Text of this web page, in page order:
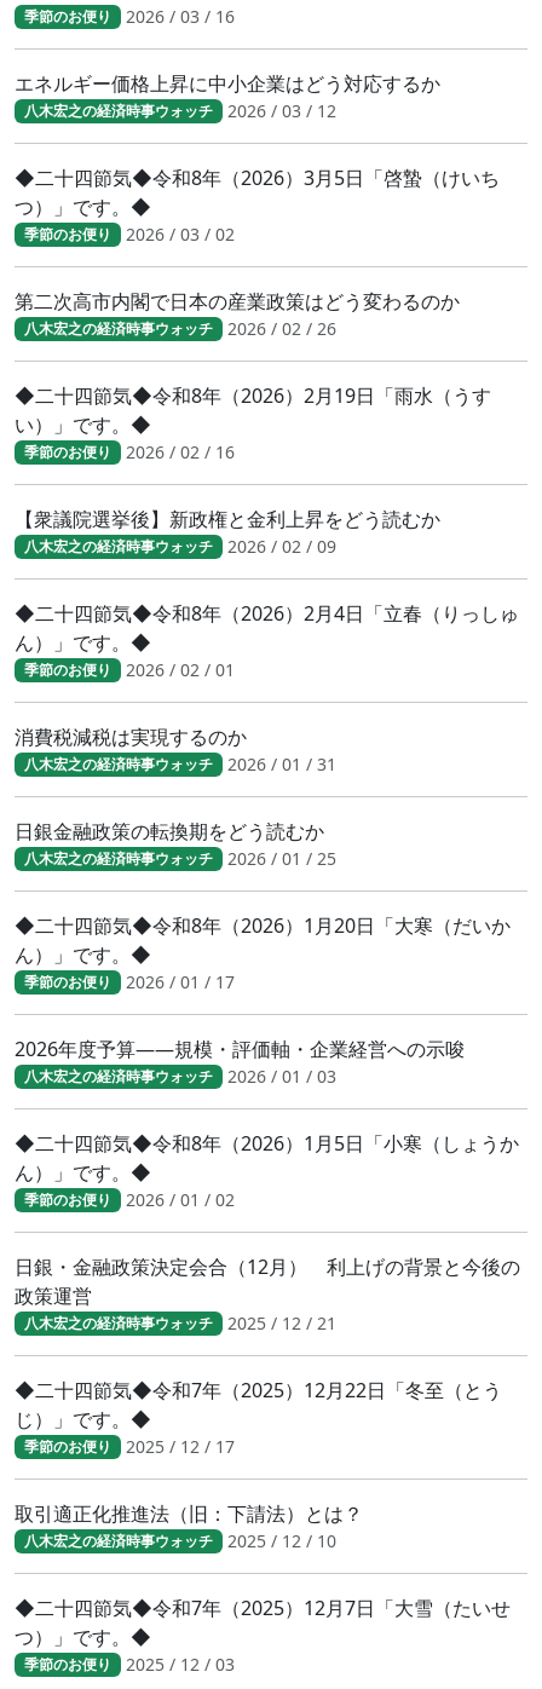
季節のお便り 2026 / 03 / 16
エネルギー価格上昇に中小企業はどう対応するか
八木宏之の経済時事ウォッチ 2026 / 03 / 12
◆二十四節気◆令和8年（2026）3月5日「啓蟄（けいち
つ）」です。◆
季節のお便り 2026 / 03 / 02
第二次高市内閣で日本の産業政策はどう変わるのか
八木宏之の経済時事ウォッチ 2026 / 02 / 26
◆二十四節気◆令和8年（2026）2月19日「雨水（うす
い）」です。◆
季節のお便り 2026 / 02 / 16
【衆議院選挙後】新政権と金利上昇をどう読むか
八木宏之の経済時事ウォッチ 2026 / 02 / 09
◆二十四節気◆令和8年（2026）2月4日「立春（りっしゅ
ん）」です。◆
季節のお便り 2026 / 02 / 01
消費税減税は実現するのか
八木宏之の経済時事ウォッチ 2026 / 01 / 31
日銀金融政策の転換期をどう読むか
八木宏之の経済時事ウォッチ 2026 / 01 / 25
◆二十四節気◆令和8年（2026）1月20日「大寒（だいか
ん）」です。◆
季節のお便り 2026 / 01 / 17
2026年度予算――規模・評価軸・企業経営への示唆
八木宏之の経済時事ウォッチ 2026 / 01 / 03
◆二十四節気◆令和8年（2026）1月5日「小寒（しょうか
ん）」です。◆
季節のお便り 2026 / 01 / 02
日銀・金融政策決定会合（12月） 利上げの背景と今後の
政策運営
八木宏之の経済時事ウォッチ 2025 / 12 / 21
◆二十四節気◆令和7年（2025）12月22日「冬至（とう
じ）」です。◆
季節のお便り 2025 / 12 / 17
取引適正化推進法（旧：下請法）とは？
八木宏之の経済時事ウォッチ 2025 / 12 / 10
◆二十四節気◆令和7年（2025）12月7日「大雪（たいせ
つ）」です。◆
季節のお便り 2025 / 12 / 03